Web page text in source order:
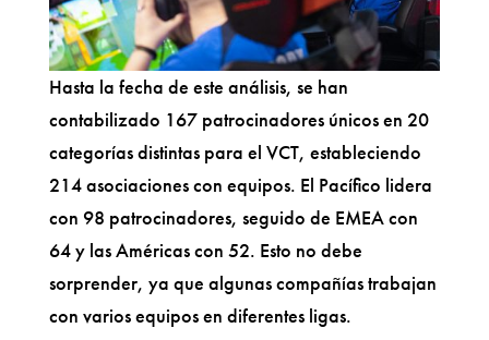
Hasta la fecha de este análisis, se han
contabilizado 167 patrocinadores únicos en 20
categorías distintas para el VCT, estableciendo
214 asociaciones con equipos. El Pacífico lidera
con 98 patrocinadores, seguido de EMEA con
64 y las Américas con 52. Esto no debe
sorprender, ya que algunas compañías trabajan
con varios equipos en diferentes ligas.